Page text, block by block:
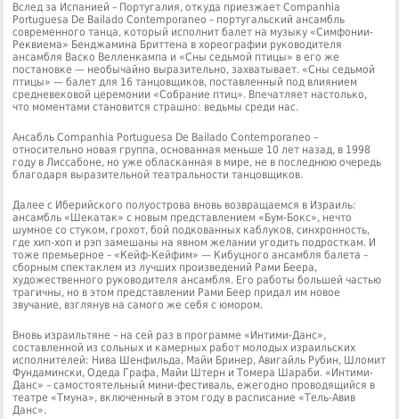
Вслед за Испанией – Португалия, откуда приезжает Companhia
Portuguesa De Bailado Contemporaneo – португальский ансамбль
современного танца, который исполнит балет на музыку «Симфонии-
Реквиема» Бенджамина Бриттена в хореографии руководителя
ансамбля Васко Велленкампа и «Сны седьмой птицы» в его же
постановке — необычайно выразительно, захватывает. «Сны седьмой
птицы» — балет для 16 танцовщиков, поставленный под влиянием
средневековой церемонии «Собрание птиц». Впечатляет настолько,
что моментами становится страшно: ведьмы среди нас.
Ансабль Companhia Portuguesa De Bailado Contemporaneo –
относительно новая группа, основанная меньше 10 лет назад, в 1998
году в Лиссабоне, но уже обласканная в мире, не в последнюю очередь
благодаря выразительной театральности танцовщиков.
Далее с Иберийского полуострова вновь возвращаемся в Израиль:
ансамбль «Шекатак» с новым представлением «Бум-Бокс», нечто
шумное со стуком, грохот, бой подкованных каблуков, синхронность,
где хип-хоп и рэп замешаны на явном желании угодить подросткам. И
тоже премьерное – «Кейф-Кейфим» — Кибуцного ансамбля балета –
сборным спектаклем из лучших произведений Рами Беера,
художественного руководителя ансамбля. Его работы большей частью
трагичны, но в этом представлении Рами Беер придал им новое
звучание, взглянув на самого же себя с юмором.
Вновь израильтяне – на сей раз в программе «Интими-Данс»,
составленной из сольных и камерных работ молодых израильских
исполнителей: Нива Шенфильда, Майи Бринер, Авигайль Рубин, Шломит
Фундамински, Одеда Графа, Майи Штерн и Томера Шараби. «Интими-
Данс» – самостоятельный мини-фестиваль, ежегодно проводящийся в
театре «Тмуна», включенный в этом году в расписание «Тель-Авив
Данс».